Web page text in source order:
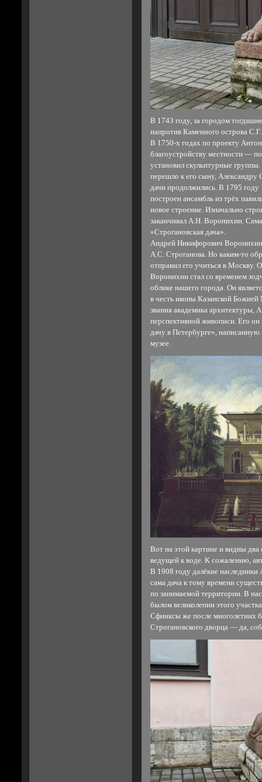
В 1743 году, за городом
напротив Каменного острова
В 1750-х годах по проекту
благоустройству местности —
установил скульптурные
перешло к его сыну, Александру
дачи продолжились. В 1795
построен ансамбль из трёх
новое строение. Изначально
заканчивал А.Н. Воронихин.
«Строгановская дача».
Андрей Никифорович Воронихин
А.С. Строганова. Но каким-то
отправил его учиться в
Воронихин стал со временем
облике нашего города. Он
в честь иконы Казанской
звания академика архитектуры,
перспективной живописи. Его
дачу в Петербурге»,
музее.
Вот на этой картине и видны
ведущей к воде. К сожалению,
В 1908 году далёкие
сама дача к тому времени
по занимаемой территории. В
былом великолепии этого
Сфинксы же после многолетних
Строгановского дворца — да,